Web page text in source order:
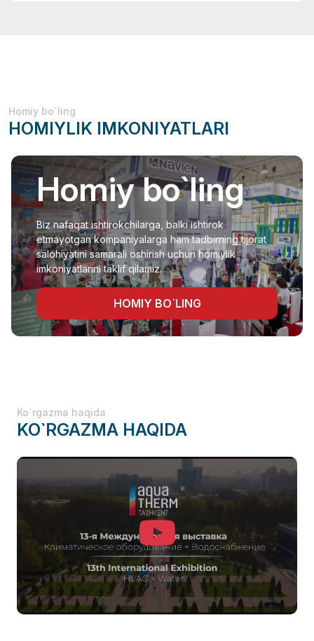
Homiy bo`ling
HOMIYLIK IMKONIYATLARI
Homiy bo`ling
Biz nafaqat ishtirokchilarga, balki ishtirok
etmayotgan kompaniyalarga ham tadbirning tijorat
salohiyatini samarali oshirish uchun homiylik
imkoniyatlarini taklif qilamiz.
HOMIY BO`LING
Ko`rgazma haqida
KO`RGAZMA HAQIDA